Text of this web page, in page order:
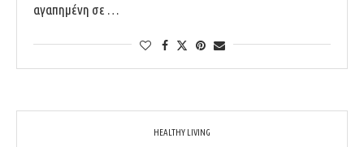
αγαπημένη σε …
HEALTHY LIVING